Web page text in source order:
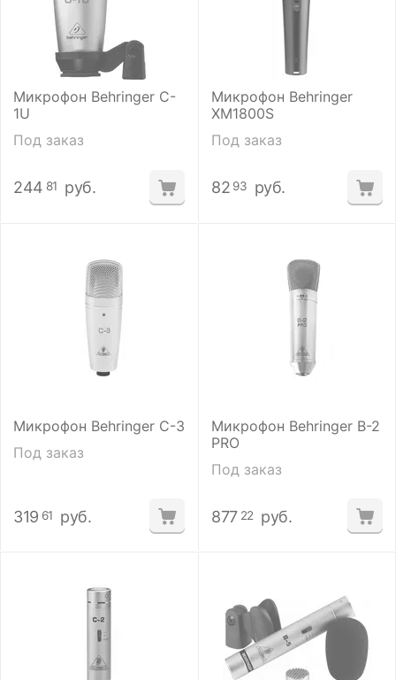
Микрофон Behringer C-
1U
Под заказ
244 81 руб.
Микрофон Behringer
XM1800S
Под заказ
82 93 руб.
Микрофон Behringer C-3
Под заказ
319 61 руб.
Микрофон Behringer B-2
PRO
Под заказ
877 22 руб.